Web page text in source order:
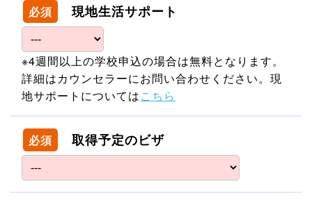
必須 現地生活サポート
※4週間以上の学校申込の場合は無料となります。
詳細はカウンセラーにお問い合わせください。現
地サポートについてはこちら
必須 取得予定のビザ